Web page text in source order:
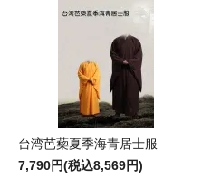
台湾芭蔾夏季海青居士服
7,790円(税込8,569円)